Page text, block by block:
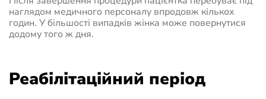
наглядом медичного персоналу впродовж кількох
годин. У більшості випадків жінка може повернутися
додому того ж дня.
Реабілітаційний період